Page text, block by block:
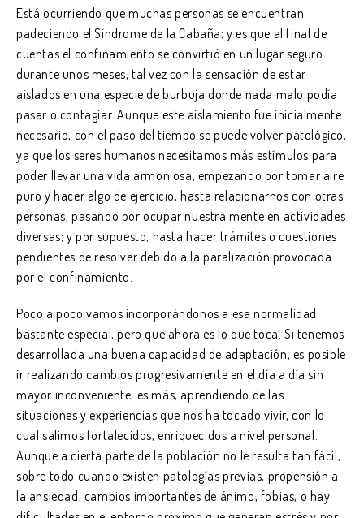
Está ocurriendo que muchas personas se encuentran
padeciendo el Síndrome de la Cabaña; y es que al final de
cuentas el confinamiento se convirtió en un lugar seguro
durante unos meses, tal vez con la sensación de estar
aislados en una especie de burbuja donde nada malo podía
pasar o contagiar. Aunque este aislamiento fue inicialmente
necesario, con el paso del tiempo se puede volver patológico,
ya que los seres humanos necesitamos más estímulos para
poder llevar una vida armoniosa, empezando por tomar aire
puro y hacer algo de ejercicio, hasta relacionarnos con otras
personas, pasando por ocupar nuestra mente en actividades
diversas; y por supuesto, hasta hacer trámites o cuestiones
pendientes de resolver debido a la paralización provocada
por el confinamiento.
Poco a poco vamos incorporándonos a esa normalidad
bastante especial, pero que ahora es lo que toca. Si tenemos
desarrollada una buena capacidad de adaptación, es posible
ir realizando cambios progresivamente en el día a día sin
mayor inconveniente, es más, aprendiendo de las
situaciones y experiencias que nos ha tocado vivir, con lo
cual salimos fortalecidos, enriquecidos a nivel personal.
Aunque a cierta parte de la población no le resulta tan fácil,
sobre todo cuando existen patologías previas, propensión a
la ansiedad, cambios importantes de ánimo, fobias, o hay